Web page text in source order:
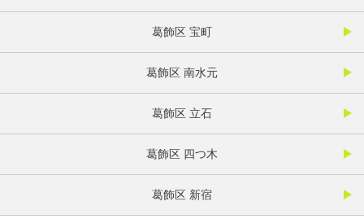
葛飾区 宝町
葛飾区 南水元
葛飾区 立石
葛飾区 四つ木
葛飾区 新宿